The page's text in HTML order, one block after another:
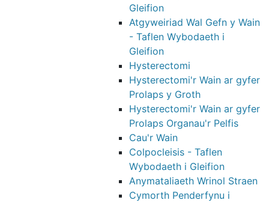
Gleifion
Atgyweiriad Wal Gefn y Wain
- Taflen Wybodaeth i
Gleifion
Hysterectomi
Hysterectomi'r Wain ar gyfer
Prolaps y Groth
Hysterectomi'r Wain ar gyfer
Prolaps Organau'r Pelfis
Cau'r Wain
Colpocleisis - Taflen
Wybodaeth i Gleifion
Anymataliaeth Wrinol Straen
Cymorth Penderfynu i